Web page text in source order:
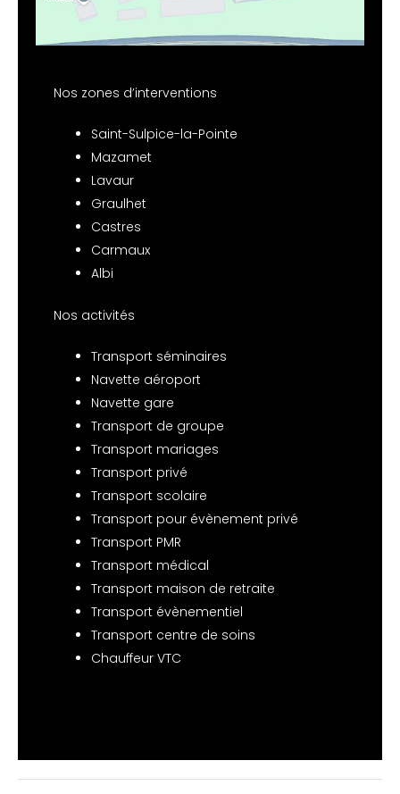
Nos zones d’interventions
Saint-Sulpice-la-Pointe
Mazamet
Lavaur
Graulhet
Castres
Carmaux
Albi
Nos activités
Transport séminaires
Navette aéroport
Navette gare
Transport de groupe
Transport mariages
Transport privé
Transport scolaire
Transport pour évènement privé
Transport PMR
Transport médical
Transport maison de retraite
Transport évènementiel
Transport centre de soins
Chauffeur VTC